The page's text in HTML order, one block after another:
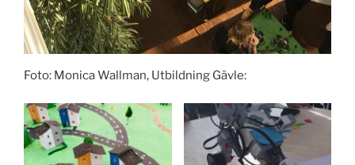
Foto: Monica Wallman, Utbildning Gävle: